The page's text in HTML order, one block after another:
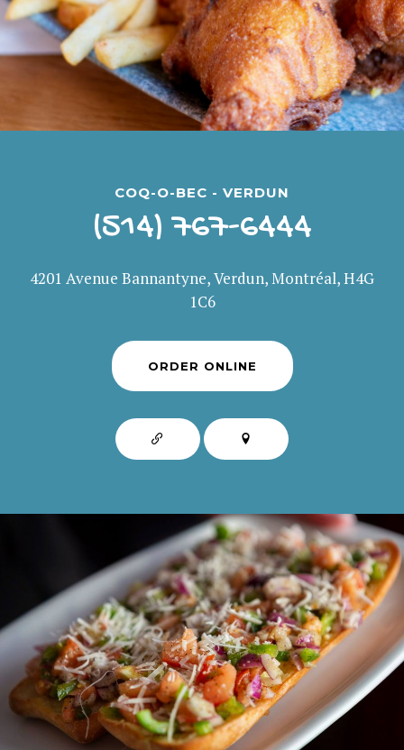
COQ-O-BEC - VERDUN
(514) 767-6444
4201 Avenue Bannantyne, Verdun, Montréal, H4G
1C6
ORDER ONLINE